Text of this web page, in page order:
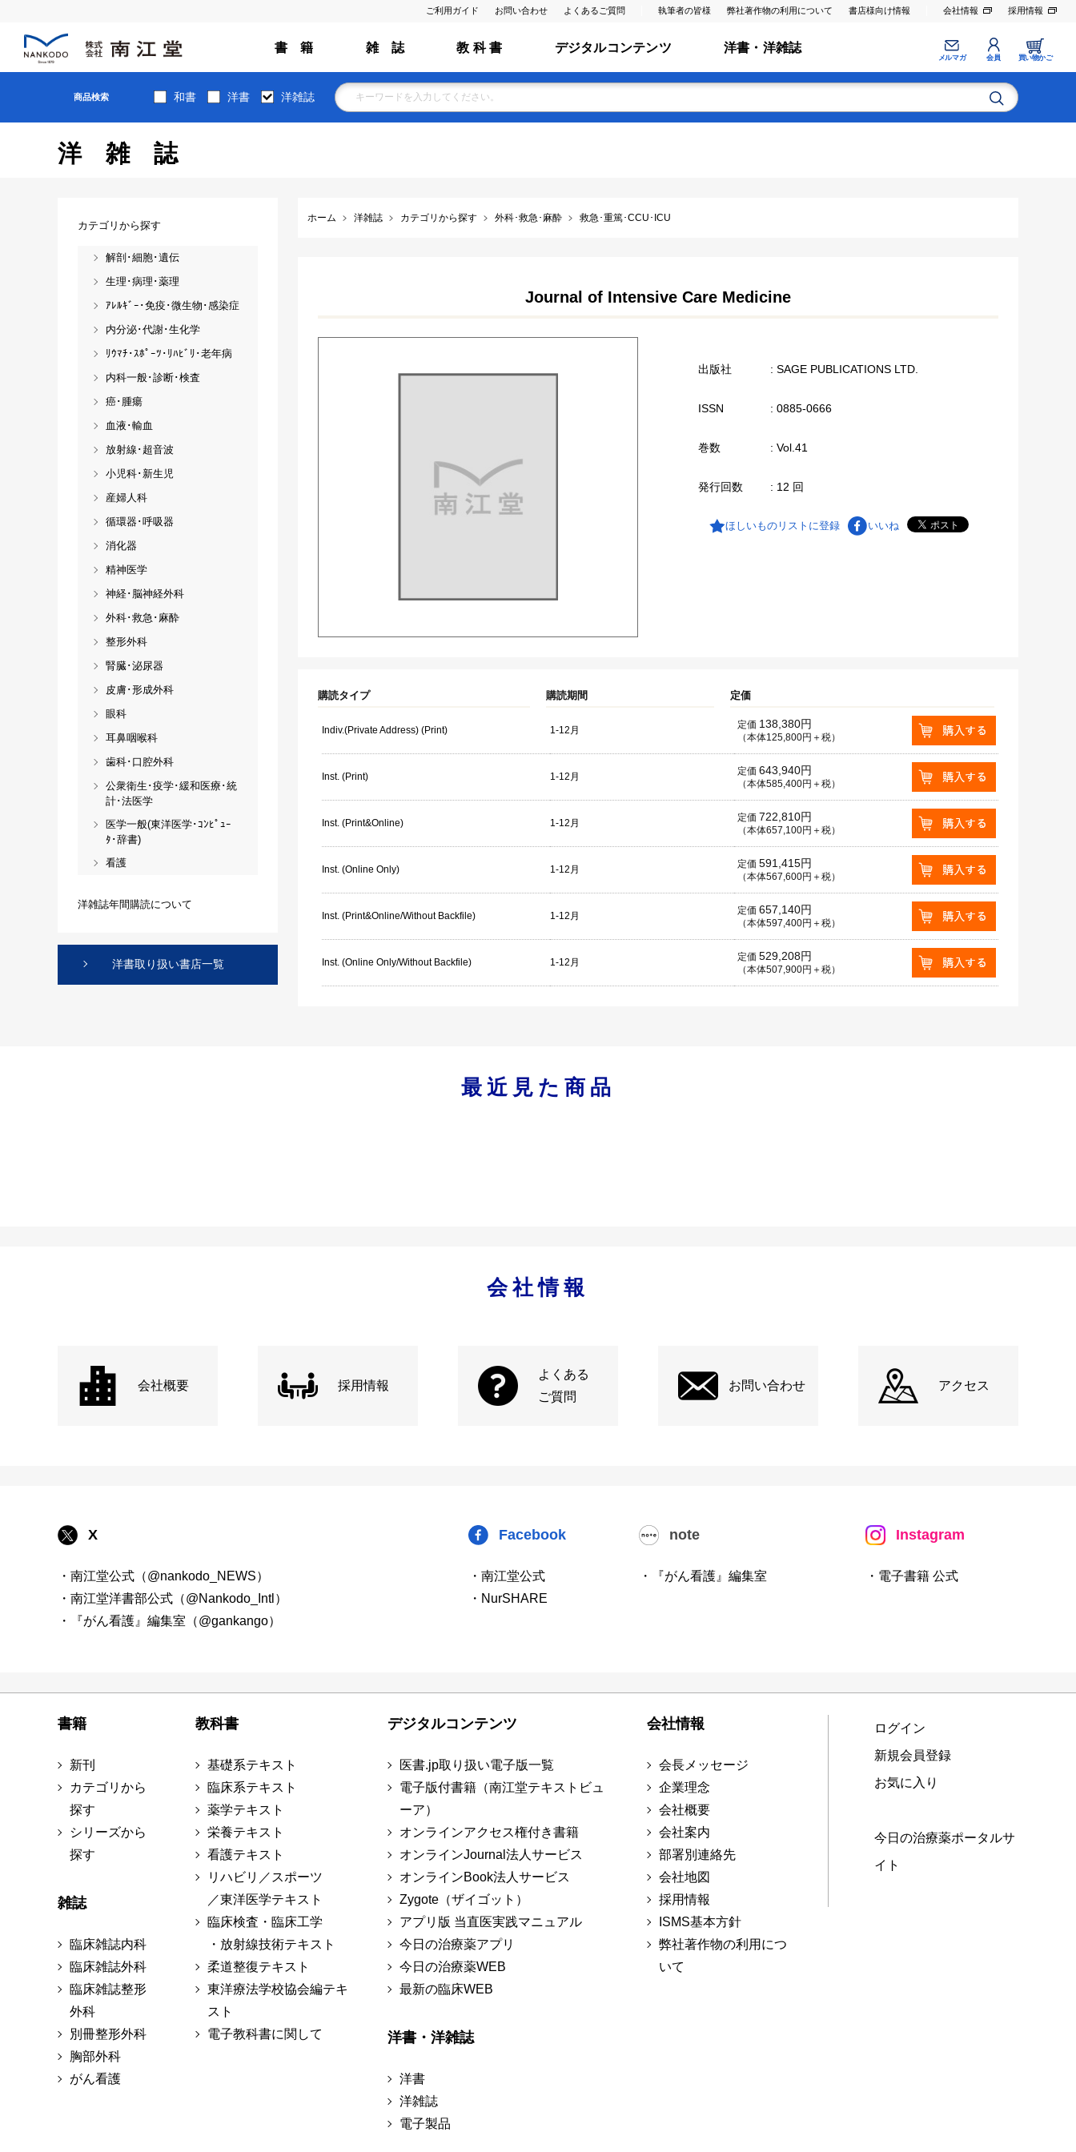
ご利用ガイド お問い合わせ よくあるご質問 執筆者の皆様 弊社著作物の利用について 書店様向け情報 会社情報 採用情報
書 籍 雑 誌 教 科 書 デジタルコンテンツ 洋書・洋雑誌
メルマガ 会員 買い物かご
商品検索 和書 洋書 洋雑誌
洋雑誌
ホーム 洋雑誌 カテゴリから探す 外科･救急･麻酔 救急･重篤･CCU･ICU
Journal of Intensive Care Medicine
出版社 : SAGE PUBLICATIONS LTD.
ISSN : 0885-0666
巻数 : Vol.41
発行回数 : 12 回
ほしいものリストに登録 いいね
購読タイプ 購読期間 定価
Indiv.(Private Address) (Print) 1-12月 定価 138,380円
（本体125,800円＋税）
Inst. (Print) 1-12月 定価 643,940円
（本体585,400円＋税）
Inst. (Print&Online) 1-12月 定価 722,810円
（本体657,100円＋税）
Inst. (Online Only) 1-12月 定価 591,415円
（本体567,600円＋税）
Inst. (Print&Online/Without Backfile) 1-12月 定価 657,140円
（本体597,400円＋税）
Inst. (Online Only/Without Backfile) 1-12月 定価 529,208円
（本体507,900円＋税）
カテゴリから探す
解剖･細胞･遺伝
生理･病理･薬理
ｱﾚﾙｷﾞｰ･免疫･微生物･感染症
内分泌･代謝･生化学
ﾘｳﾏﾁ･ｽﾎﾟｰﾂ･ﾘﾊﾋﾞﾘ･老年病
内科一般･診断･検査
癌･腫瘍
血液･輸血
放射線･超音波
小児科･新生児
産婦人科
循環器･呼吸器
消化器
精神医学
神経･脳神経外科
外科･救急･麻酔
整形外科
腎臓･泌尿器
皮膚･形成外科
眼科
耳鼻咽喉科
歯科･口腔外科
公衆衛生･疫学･緩和医療･統
計･法医学
医学一般(東洋医学･ｺﾝﾋﾟｭｰ
ﾀ･辞書)
看護
洋雑誌年間購読について
洋書取り扱い書店一覧
最近見た商品
会社情報
会社概要 採用情報
よくある
ご質問
お問い合わせ アクセス
X
・南江堂公式（@nankodo_NEWS）
・南江堂洋書部公式（@Nankodo_Intl）
・『がん看護』編集室（@gankango）
Facebook
・南江堂公式
・NurSHARE
note
・『がん看護』編集室
Instagram
・電子書籍 公式
書籍
新刊
カテゴリから
探す
シリーズから
探す
雑誌
臨床雑誌内科
臨床雑誌外科
臨床雑誌整形
外科
別冊整形外科
胸部外科
がん看護
教科書
基礎系テキスト
臨床系テキスト
薬学テキスト
栄養テキスト
看護テキスト
リハビリ／スポーツ
／東洋医学テキスト
臨床検査・臨床工学
・放射線技術テキスト
柔道整復テキスト
東洋療法学校協会編テキ
スト
電子教科書に関して
デジタルコンテンツ
医書.jp取り扱い電子版一覧
電子版付書籍（南江堂テキストビュ
ーア）
オンラインアクセス権付き書籍
オンラインJournal法人サービス
オンラインBook法人サービス
Zygote（ザイゴット）
アプリ版 当直医実践マニュアル
今日の治療薬アプリ
今日の治療薬WEB
最新の臨床WEB
洋書・洋雑誌
洋書
洋雑誌
電子製品
会社情報
会長メッセージ
企業理念
会社概要
会社案内
部署別連絡先
会社地図
採用情報
ISMS基本方針
弊社著作物の利用につ
いて
ログイン
新規会員登録
お気に入り
今日の治療薬ポータルサ
イト